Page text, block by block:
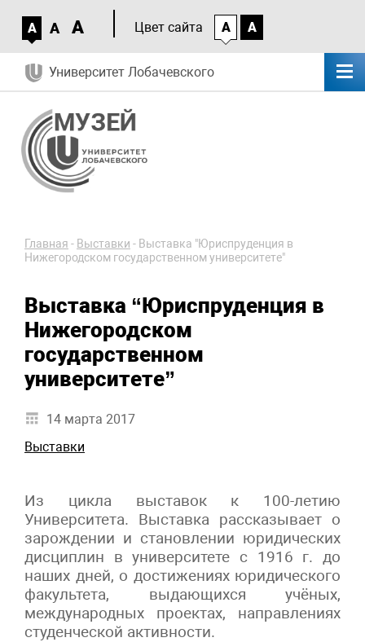
A A A Цвет сайта A A
Университет Лобачевского
Главная - Выставки - Выставка "Юриспруденция в
Нижегородском государственном университете"
Выставка “Юриспруденция в
Нижегородском
государственном
университете”
14 марта 2017
Выставки
Из цикла выставок к 100-летию
Университета. Выставка рассказывает о
зарождении и становлении юридических
дисциплин в университете с 1916 г. до
наших дней, о достижениях юридического
факультета, выдающихся учёных,
международных проектах, направлениях
студенческой активности.